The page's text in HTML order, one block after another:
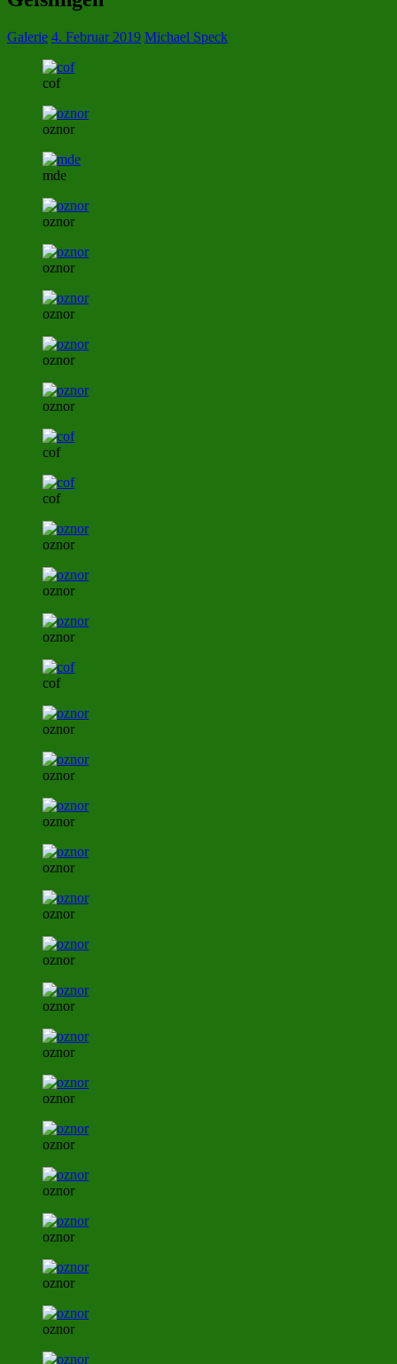
Galerie 4. Februar 2019 Michael Speck
cof
oznor
mde
oznor
oznor
oznor
oznor
oznor
cof
cof
oznor
oznor
oznor
cof
oznor
oznor
oznor
oznor
oznor
oznor
oznor
oznor
oznor
oznor
oznor
oznor
oznor
oznor